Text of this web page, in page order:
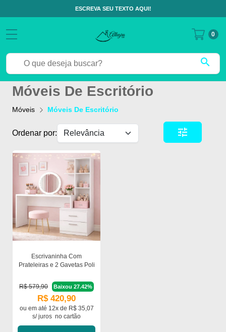
ESCREVA SEU TEXTO AQUI!
search
0
Móveis De Escritório
Móveis Móveis De Escritório
Ordenar por: tune
Escrivaninha Com
Prateleiras e 2 Gavetas Poli
R$ 579,90 Baixou 27.42%
R$ 420,90
ou ematé 12x de R$ 35,07
s/ juros no cartão